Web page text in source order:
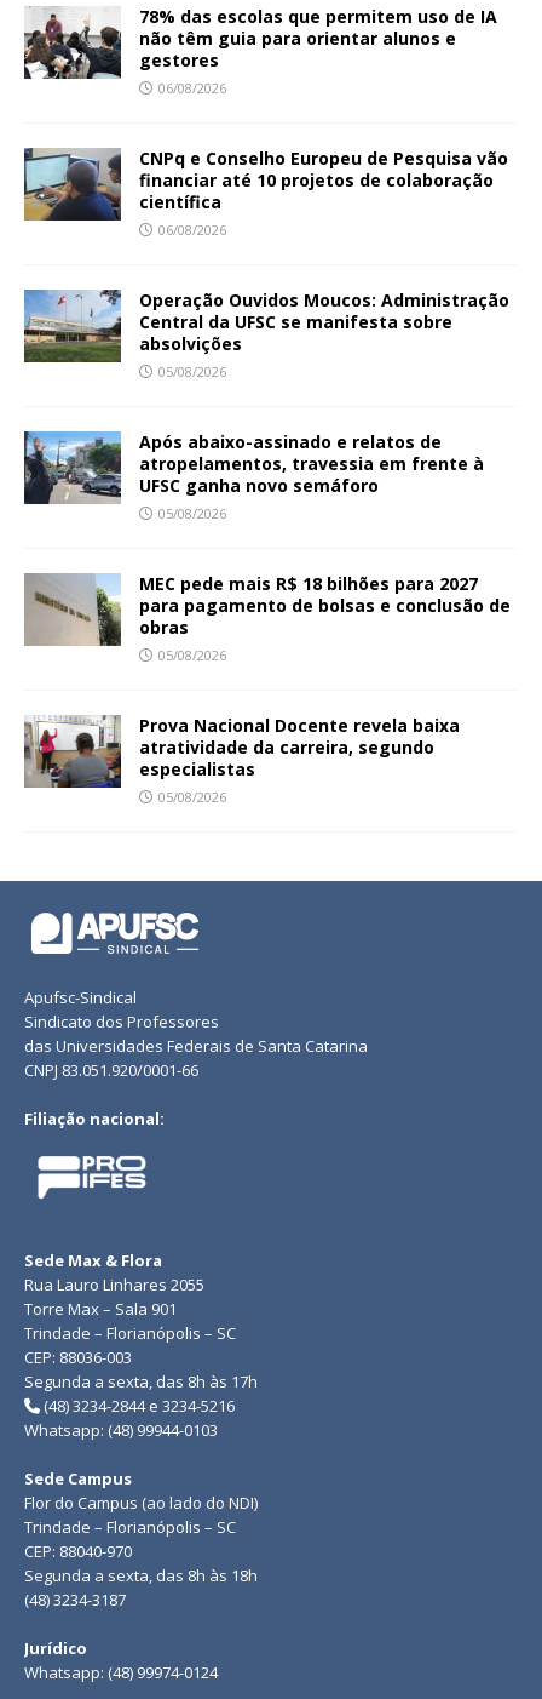
78% das escolas que permitem uso de IA
não têm guia para orientar alunos e
gestores
06/08/2026
CNPq e Conselho Europeu de Pesquisa vão
financiar até 10 projetos de colaboração
científica
06/08/2026
Operação Ouvidos Moucos: Administração
Central da UFSC se manifesta sobre
absolvições
05/08/2026
Após abaixo-assinado e relatos de
atropelamentos, travessia em frente à
UFSC ganha novo semáforo
05/08/2026
MEC pede mais R$ 18 bilhões para 2027
para pagamento de bolsas e conclusão de
obras
05/08/2026
Prova Nacional Docente revela baixa
atratividade da carreira, segundo
especialistas
05/08/2026
Apufsc-Sindical
Sindicato dos Professores
das Universidades Federais de Santa Catarina
CNPJ 83.051.920/0001-66
Filiação nacional:
Sede Max & Flora
Rua Lauro Linhares 2055
Torre Max – Sala 901
Trindade – Florianópolis – SC
CEP: 88036-003
Segunda a sexta, das 8h às 17h
(48) 3234-2844 e 3234-5216
Whatsapp: (48) 99944-0103
Sede Campus
Flor do Campus (ao lado do NDI)
Trindade – Florianópolis – SC
CEP: 88040-970
Segunda a sexta, das 8h às 18h
(48) 3234-3187
Jurídico
Whatsapp: (48) 99974-0124